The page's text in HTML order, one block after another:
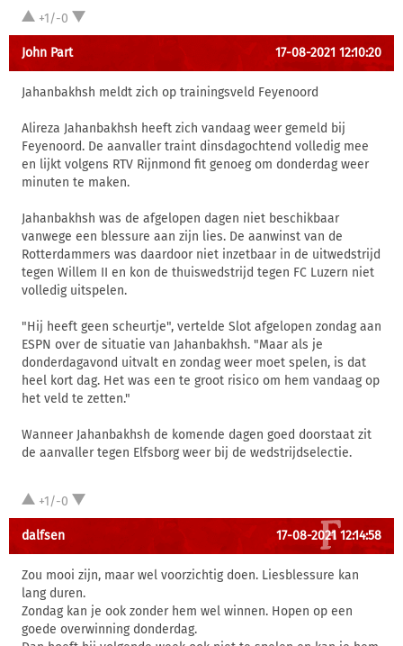
+1/-0
John Part 17-08-2021 12:10:20
Jahanbakhsh meldt zich op trainingsveld Feyenoord
Alireza Jahanbakhsh heeft zich vandaag weer gemeld bij
Feyenoord. De aanvaller traint dinsdagochtend volledig mee
en lijkt volgens RTV Rijnmond fit genoeg om donderdag weer
minuten te maken.
Jahanbakhsh was de afgelopen dagen niet beschikbaar
vanwege een blessure aan zijn lies. De aanwinst van de
Rotterdammers was daardoor niet inzetbaar in de uitwedstrijd
tegen Willem II en kon de thuiswedstrijd tegen FC Luzern niet
volledig uitspelen.
"Hij heeft geen scheurtje", vertelde Slot afgelopen zondag aan
ESPN over de situatie van Jahanbakhsh. "Maar als je
donderdagavond uitvalt en zondag weer moet spelen, is dat
heel kort dag. Het was een te groot risico om hem vandaag op
het veld te zetten."
Wanneer Jahanbakhsh de komende dagen goed doorstaat zit
de aanvaller tegen Elfsborg weer bij de wedstrijdselectie.
+1/-0
dalfsen 17-08-2021 12:14:58
Zou mooi zijn, maar wel voorzichtig doen. Liesblessure kan
lang duren.
Zondag kan je ook zonder hem wel winnen. Hopen op een
goede overwinning donderdag.